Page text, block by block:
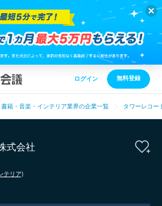
ログイン 無料登録
書籍・音楽・インテリア業界の企業一覧 タワーレコー
式会社
テリア)